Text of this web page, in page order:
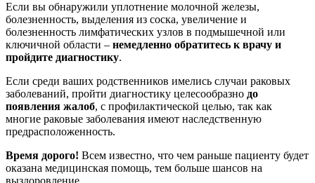
Если вы обнаружили уплотнение молочной железы,
болезненность, выделения из соска, увеличение и
болезненность лимфатических узлов в подмышечной или
ключичной области – немедленно обратитесь к врачу и
пройдите диагностику.
Если среди ваших родственников имелись случаи раковых
заболеваний, пройти диагностику целесообразно до
появления жалоб, с профилактической целью, так как
многие раковые заболевания имеют наследственную
предрасположенность.
Время дорого! Всем известно, что чем раньше пациенту будет
оказана медицинская помощь, тем больше шансов на
выздоровление.